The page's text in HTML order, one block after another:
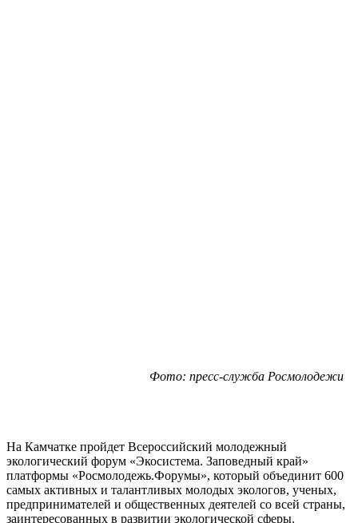
Фото: пресс-служба Росмолодежи
На Камчатке пройдет Всероссийский молодежный
экологический форум «Экосистема. Заповедный край»
платформы «Росмолодежь.Форумы», который объединит 600
самых активных и талантливых молодых экологов, ученых,
предпринимателей и общественных деятелей со всей страны,
заинтересованных в развитии экологической сферы.